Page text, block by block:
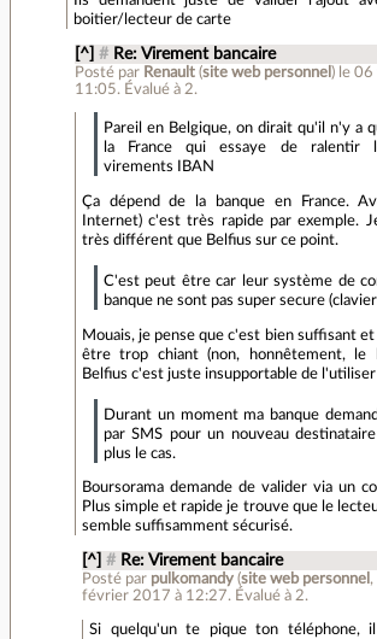
boitier/lecteur de carte
[^] # Re: Virement bancaire
Posté par Renault(site web personnel ) le
11:05. Évalué à 2.
Pareil en Belgique, on dirait qu'il n'y a
la France qui essaye de ralentir
virements IBAN
Ça dépend de la banque en France.
Internet) c'est très rapide par exemple.
très différent que Belfius sur ce point.
C'est peut être car leur système de
banque ne sont pas super secure
Mouais, je pense que c'est bien suffisant
être trop chiant (non, honnêtement, le
Belfius c'est juste insupportable de
Durant un moment ma banque
par SMS pour un nouveau
plus le cas.
Boursorama demande de valider via un
Plus simple et rapide je trouve que le
semble suffisamment sécurisé.
[^] # Re: Virement bancaire
Posté par pulkomandy (site web personnel ,
février 2017 à 12:27. Évalué à 2.
Si quelqu'un te pique ton téléphone,